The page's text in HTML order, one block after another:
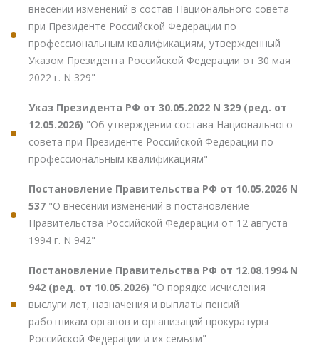
внесении изменений в состав Национального совета
при Президенте Российской Федерации по
профессиональным квалификациям, утвержденный
Указом Президента Российской Федерации от 30 мая
2022 г. N 329"
Указ Президента РФ от 30.05.2022 N 329 (ред. от
12.05.2026) "Об утверждении состава Национального
совета при Президенте Российской Федерации по
профессиональным квалификациям"
Постановление Правительства РФ от 10.05.2026 N
537 "О внесении изменений в постановление
Правительства Российской Федерации от 12 августа
1994 г. N 942"
Постановление Правительства РФ от 12.08.1994 N
942 (ред. от 10.05.2026) "О порядке исчисления
выслуги лет, назначения и выплаты пенсий
работникам органов и организаций прокуратуры
Российской Федерации и их семьям"